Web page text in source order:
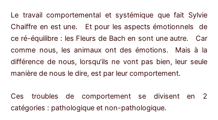
Le travail comportemental et systémique que fait Sylvie
Chaiffre en est une. Et pour les aspects émotionnels de
ce ré-équilibre : les Fleurs de Bach en sont une autre. Car
comme nous, les animaux ont des émotions. Mais à la
différence de nous, lorsqu’ils ne vont pas bien, leur seule
manière de nous le dire, est par leur comportement.
Ces troubles de comportement se divisent en 2
catégories : pathologique et non-pathologique.